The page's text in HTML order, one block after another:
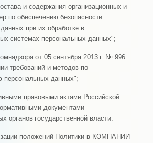
и содержания организационных и
по обеспечению безопасности
при их обработке в
системах персональных данных";
от 05 сентября 2013 г. № 996
требований и методов по
персональных данных";
правовыми актами Российской
документами
органов государственной власти.
положений Политики в КОМПАНИИ